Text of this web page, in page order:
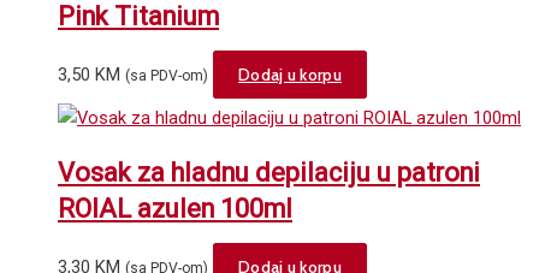
Pink Titanium
3,50 KM (sa PDV-om) Dodaj u korpu
Vosak za hladnu depilaciju u patroni
ROIAL azulen 100ml
3,30 KM (sa PDV-om) Dodaj u korpu